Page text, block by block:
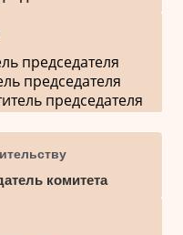
председателя
председателя
председателя
комитета